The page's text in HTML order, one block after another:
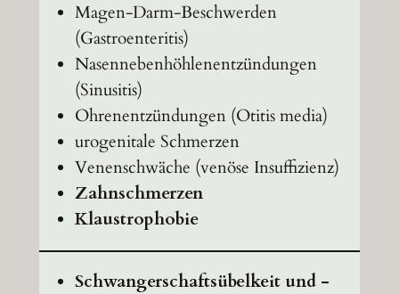
Magen-Darm-Beschwerden
(Gastroenteritis)
Nasennebenhöhlenentzündungen
(Sinusitis)
Ohrenentzündungen (Otitis media)
urogenitale Schmerzen
Venenschwäche (venöse Insuffizienz)
Zahnschmerzen
Klaustrophobie
Schwangerschaftsübelkeit und -